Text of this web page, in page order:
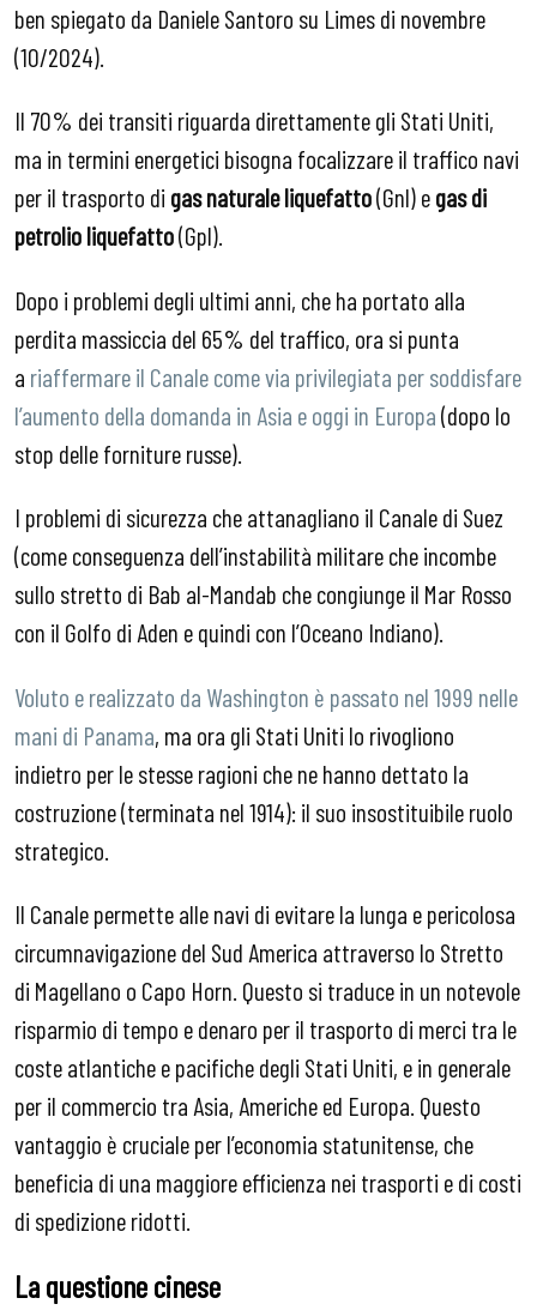
ben spiegato da Daniele Santoro su Limes di novembre
(10/2024).
Il 70% dei transiti riguarda direttamente gli Stati Uniti,
ma in termini energetici bisogna focalizzare il traffico navi
per il trasporto di gas naturale liquefatto(Gnl) egas di
petrolio liquefatto(Gpl).
Dopo i problemi degli ultimi anni, che ha portato alla
perdita massiccia del 65% del traffico, ora si punta
a riaffermare il Canale come via privilegiata per soddisfare
l’aumento della domanda in Asia e oggi in Europa(dopo lo
stop delle forniture russe).
I problemi di sicurezza che attanagliano il Canale di Suez
(come conseguenza dell’instabilità militare che incombe
sullo stretto di Bab al-Mandab che congiunge il Mar Rosso
con il Golfo di Aden e quindi con l’Oceano Indiano).
Voluto e realizzato da Washington è passato nel 1999 nelle
mani di Panama, ma ora gli Stati Uniti lo rivogliono
indietro per le stesse ragioni che ne hanno dettato la
costruzione (terminata nel 1914): il suo insostituibile ruolo
strategico.
Il Canale permette alle navi di evitare la lunga e pericolosa
circumnavigazione del Sud America attraverso lo Stretto
di Magellano o Capo Horn. Questo si traduce in un notevole
risparmio di tempo e denaro per il trasporto di merci tra le
coste atlantiche e pacifiche degli Stati Uniti, e in generale
per il commercio tra Asia, Americhe ed Europa. Questo
vantaggio è cruciale per l’economia statunitense, che
beneficia di una maggiore efficienza nei trasporti e di costi
di spedizione ridotti.
La questione cinese